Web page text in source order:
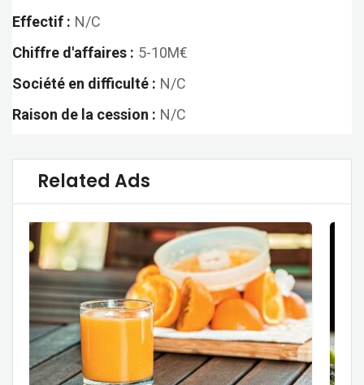
Effectif : N/C
Chiffre d'affaires : 5-10M€
Société en difficulté : N/C
Raison de la cession : N/C
Related Ads